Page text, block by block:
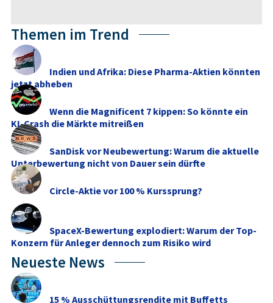
Themen im Trend
Indien und Afrika: Diese Pharma-Aktien könnten
jetzt abheben
Wenn die Magnificent 7 kippen: So könnte ein
KI-Crash die Märkte mitreißen
SanDisk vor Neubewertung: Warum die aktuelle
Unterbewertung nicht von Dauer sein dürfte
Circle-Aktie vor 100 % Kurssprung?
SpaceX-Bewertung explodiert: Warum der Top-
Konzern für Anleger dennoch zum Risiko wird
Neueste News
15 % Ausschüttungsrendite mit Buffetts